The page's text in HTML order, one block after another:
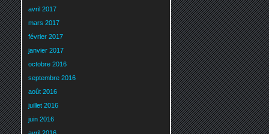
avril 2017
mars 2017
février 2017
janvier 2017
octobre 2016
septembre 2016
août 2016
juillet 2016
juin 2016